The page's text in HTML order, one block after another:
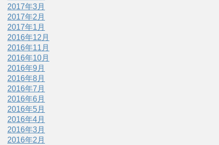
2017年3月
2017年2月
2017年1月
2016年12月
2016年11月
2016年10月
2016年9月
2016年8月
2016年7月
2016年6月
2016年5月
2016年4月
2016年3月
2016年2月